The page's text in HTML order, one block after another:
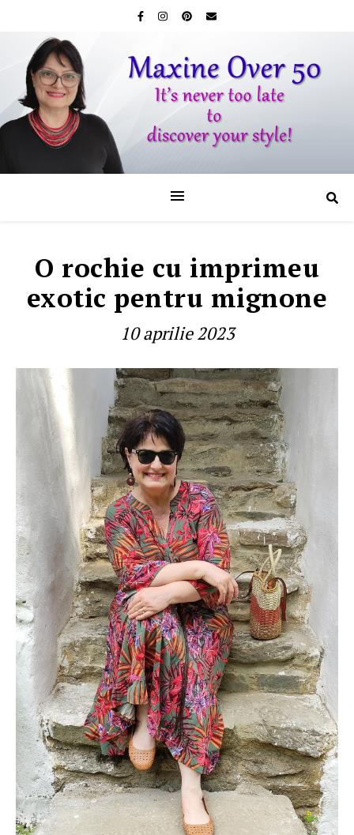
O rochie cu imprimeu
exotic pentru mignone
10 aprilie 2023